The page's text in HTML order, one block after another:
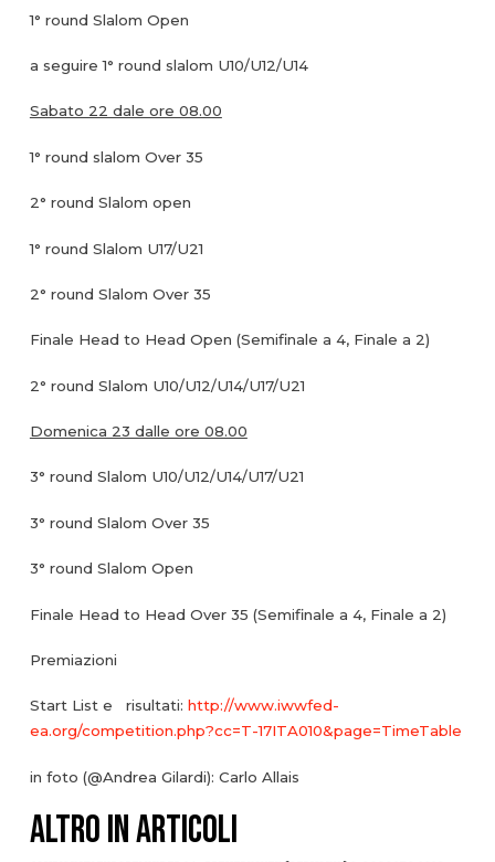
1° round Slalom Open
a seguire 1° round slalom U10/U12/U14
Sabato 22 dale ore 08.00
1° round slalom Over 35
2° round Slalom open
1° round Slalom U17/U21
2° round Slalom Over 35
Finale Head to Head Open (Semifinale a 4, Finale a 2)
2° round Slalom U10/U12/U14/U17/U21
Domenica 23 dalle ore 08.00
3° round Slalom U10/U12/U14/U17/U21
3° round Slalom Over 35
3° round Slalom Open
Finale Head to Head Over 35 (Semifinale a 4, Finale a 2)
Premiazioni
Start List e risultati: http://www.iwwfed-
ea.org/competition.php?cc=T-17ITA010&page=TimeTable
in foto (@Andrea Gilardi): Carlo Allais
ALTRO IN ARTICOLI